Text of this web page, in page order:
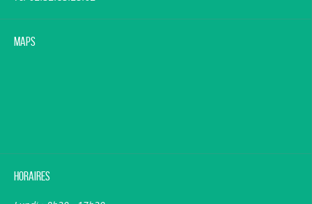
Maps
Horaires